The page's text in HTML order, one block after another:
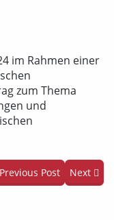
im Rahmen einer
zum Thema
und
Previous Post Next